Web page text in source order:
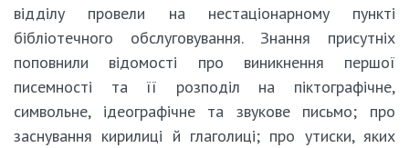
відділу провели на нестаціонарному пункті
бібліотечного обслуговування. Знання присутніх
поповнили відомості про виникнення першої
писемності та її розподіл на піктографічне,
символьне, ідеографічне та звукове письмо; про
заснування кирилиці й глаголиці; про утиски, яких